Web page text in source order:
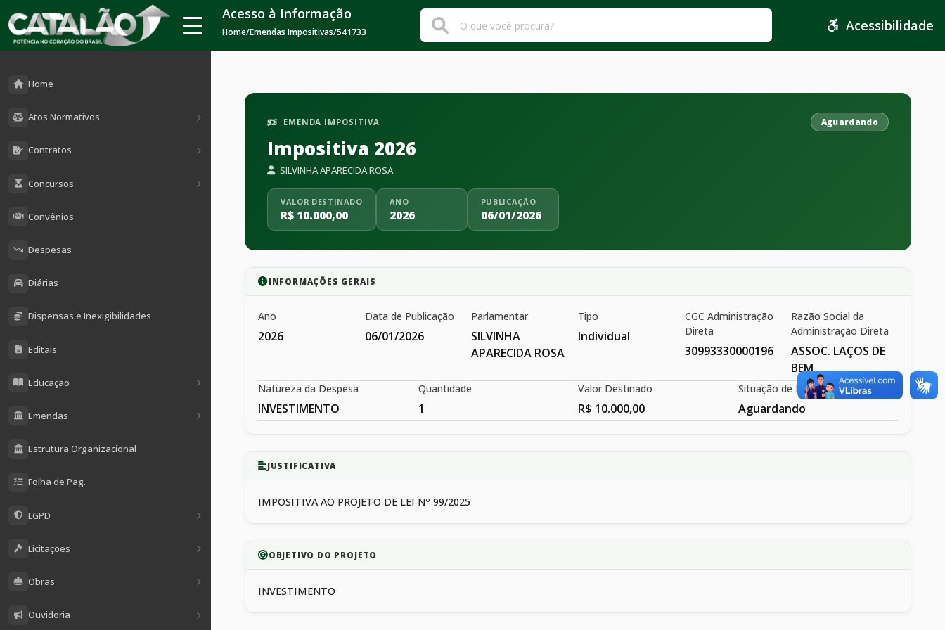
Home
Atos Normativos
Contratos
Concursos
Convênios
Despesas
Diárias
Dispensas e Inexigibilidades
Editais
Educação
Emendas
Estrutura Organizacional
Folha de Pag.
LGPD
Licitações
Obras
Ouvidoria
Acesso à Informação
Home/Emendas Impositivas/541733 Acessibilidade
EMENDA IMPOSITIVA Aguardando
Impositiva 2026
SILVINHA APARECIDA ROSA
VALOR DESTINADO
R$ 10.000,00
ANO
2026
PUBLICAÇÃO
06/01/2026
INFORMAÇÕES GERAIS
Ano
2026
Data de Publicação
06/01/2026
Parlamentar
SILVINHA
APARECIDA ROSA
Tipo
Individual
CGC Administração
Direta
30993330000196
Razão Social da
Administração Direta
ASSOC. LAÇOS DE
BEM
Natureza da Despesa
INVESTIMENTO
Quantidade
1
Valor Destinado
R$ 10.000,00
Situação de Execução
Aguardando
JUSTIFICATIVA
IMPOSITIVA AO PROJETO DE LEI Nº 99/2025
OBJETIVO DO PROJETO
INVESTIMENTO